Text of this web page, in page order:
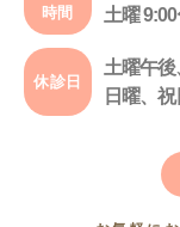
時間
土曜
休診日
土曜午後
日曜、祝